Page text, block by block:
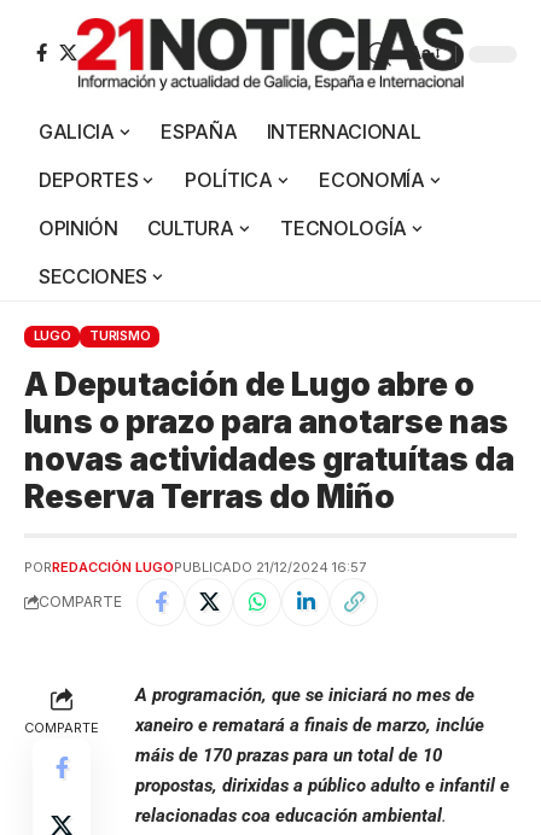
Aa
GALICIA ESPAÑA
INTERNACIONAL
DEPORTES
POLÍTICA
ECONOMÍA
OPINIÓN
CULTURA
TECNOLOGÍA
SECCIONES
LUGO TURISMO
A Deputación de Lugo abre o
luns o prazo para anotarse nas
novas actividades gratuítas da
Reserva Terras do Miño
PORREDACCIÓN LUGOPUBLICADO 21/12/2024 16:57
COMPARTE
COMPARTE
A programación, que se iniciará no mes de
xaneiro e rematará a finais de marzo, inclúe
máis de 170 prazas para un total de 10
propostas, dirixidas a público adulto e infantil e
relacionadas coa educación ambiental.